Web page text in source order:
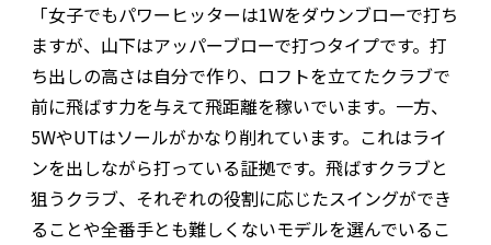
「女子でもパワーヒッターは1Wをダウンブローで打ち
ますが、山下はアッパーブローで打つタイプです。打
ち出しの高さは自分で作り、ロフトを立てたクラブで
前に飛ばす力を与えて飛距離を稼いでいます。一方、
5WやUTはソールがかなり削れています。これはライ
ンを出しながら打っている証拠です。飛ばすクラブと
狙うクラブ、それぞれの役割に応じたスイングができ
ることや全番手とも難しくないモデルを選んでいるこ